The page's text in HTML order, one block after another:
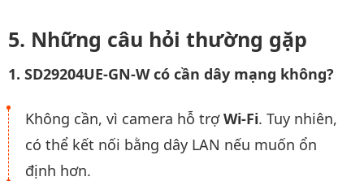
Những câu hỏi thường gặp
1. SD29204UE-GN-W có cần dây mạng không?
Không cần, vì camera hỗ trợWi-Fi. Tuy nhiên,
có thể kết nối bằng dây LAN nếu muốn ổn
định hơn.